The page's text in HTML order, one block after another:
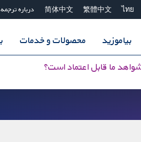
ไทย
繁體中文
简体中文 درباره
ما قابل اعتماد است؟
بیاموزید محصولات و خدمات